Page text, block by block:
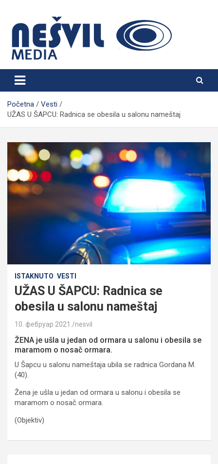
content
Nešvil Media Bogatić
Početna
Vesti
UŽAS U ŠAPCU: Radnica se obesila u salonu nameštaj
ISTAKNUTO VESTI
UŽAS U ŠAPCU: Radnica se
obesila u salonu nameštaj
10. фебруар 2021. nesvil
ŽENA je ušla u jedan od ormara u salonu i obesila se
maramom o nosač ormara.
U Šapcu u salonu nameštaja ubila se radnica Gordana M.
(40).
Žena je ušla u jedan od ormara u salonu i obesila se
maramom o nosač ormara.
(Objektiv)